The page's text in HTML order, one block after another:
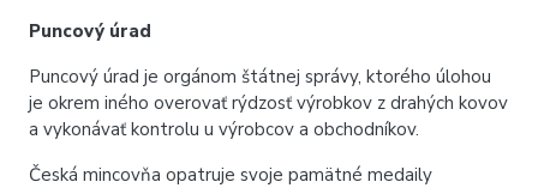
Puncový úrad
Puncový úrad je orgánom štátnej správy, ktorého úlohou
je okrem iného overovať rýdzosť výrobkov z drahých kovov
a vykonávať kontrolu u výrobcov a obchodníkov.
Česká mincovňa opatruje svoje pamätné medaily